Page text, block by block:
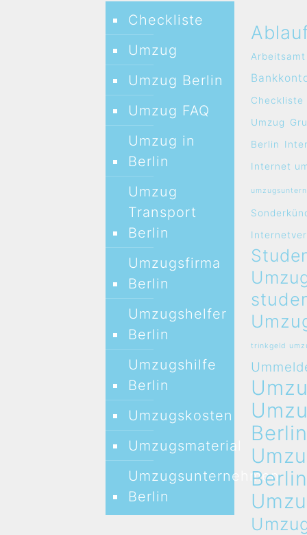
Checkliste
Umzug
Umzug Berlin
Umzug FAQ
Umzug in
Berlin
Umzug
Transport
Berlin
Umzugsfirma
Berlin
Umzugshelfer
Berlin
Umzugshilfe
Berlin
Umzugskosten
Umzugsmaterial
Umzugsunternehmen
Berlin
Arbeitsamt
Checkliste
Umzug
Berlin
Internet
trinkgeld
Berlin
Berlin